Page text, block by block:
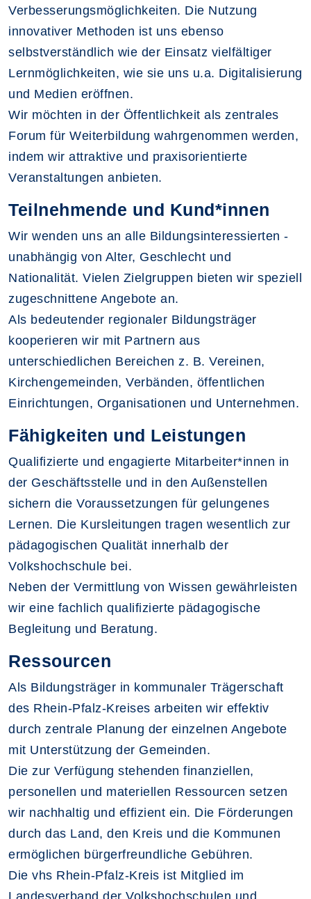
Verbesserungsmöglichkeiten. Die Nutzung
innovativer Methoden ist uns ebenso
selbstverständlich wie der Einsatz vielfältiger
Lernmöglichkeiten, wie sie uns u.a. Digitalisierung
und Medien eröffnen.
Wir möchten in der Öffentlichkeit als zentrales
Forum für Weiterbildung wahrgenommen werden,
indem wir attraktive und praxisorientierte
Veranstaltungen anbieten.
Teilnehmende und Kund*innen
Wir wenden uns an alle Bildungsinteressierten -
unabhängig von Alter, Geschlecht und
Nationalität. Vielen Zielgruppen bieten wir speziell
zugeschnittene Angebote an.
Als bedeutender regionaler Bildungsträger
kooperieren wir mit Partnern aus
unterschiedlichen Bereichen z. B. Vereinen,
Kirchengemeinden, Verbänden, öffentlichen
Einrichtungen, Organisationen und Unternehmen.
Fähigkeiten und Leistungen
Qualifizierte und engagierte Mitarbeiter*innen in
der Geschäftsstelle und in den Außenstellen
sichern die Voraussetzungen für gelungenes
Lernen. Die Kursleitungen tragen wesentlich zur
pädagogischen Qualität innerhalb der
Volkshochschule bei.
Neben der Vermittlung von Wissen gewährleisten
wir eine fachlich qualifizierte pädagogische
Begleitung und Beratung.
Ressourcen
Als Bildungsträger in kommunaler Trägerschaft
des Rhein-Pfalz-Kreises arbeiten wir effektiv
durch zentrale Planung der einzelnen Angebote
mit Unterstützung der Gemeinden.
Die zur Verfügung stehenden finanziellen,
personellen und materiellen Ressourcen setzen
wir nachhaltig und effizient ein. Die Förderungen
durch das Land, den Kreis und die Kommunen
ermöglichen bürgerfreundliche Gebühren.
Die vhs Rhein-Pfalz-Kreis ist Mitglied im
Landesverband der Volkshochschulen und